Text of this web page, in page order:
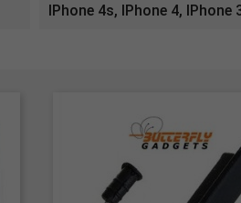
IPhone 4s, IPhone 4, IPhone